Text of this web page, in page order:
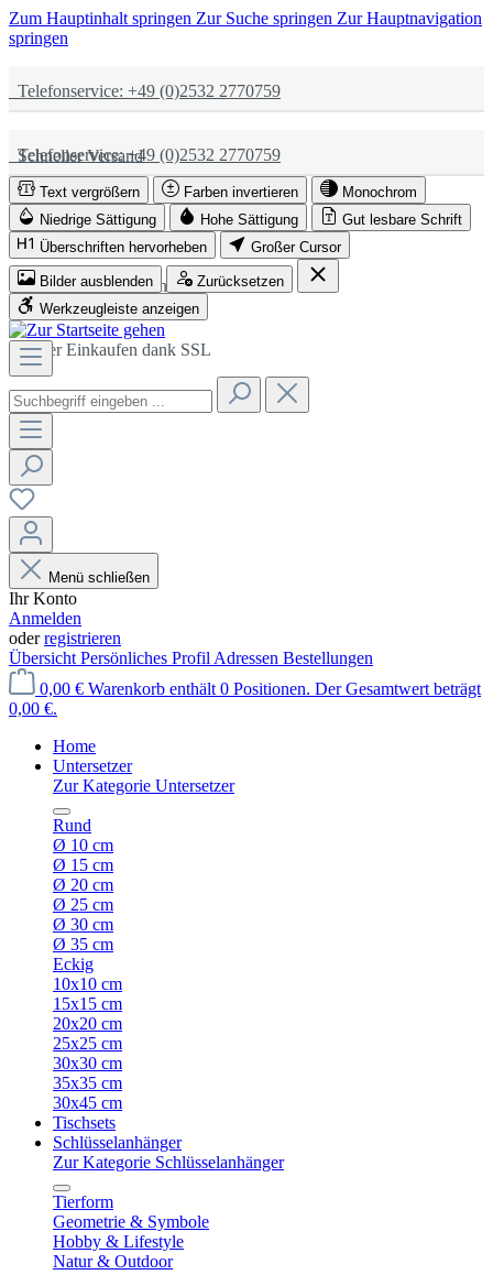
Zum Hauptinhalt springen Zur Suche springen Zur Hauptnavigation
springen
Telefonservice: +49 (0)2532 2770759
Schneller Versand
Partnerschaftlich
Sicher Einkaufen dank SSL
Telefonservice: +49 (0)2532 2770759
Schneller Versand
Partnerschaftlich
Sicher Einkaufen dank SSL
Text vergrößern Farben invertieren
Monochrom
Niedrige Sättigung
Hohe Sättigung
Gut lesbare Schrift
Überschriften hervorheben
Großer Cursor
Bilder ausblenden
Zurücksetzen
Werkzeugleiste anzeigen
Menü schließen
Ihr Konto
Anmelden
oderregistrieren
Übersicht Persönliches Profil Adressen Bestellungen
0,00 € Warenkorb enthält 0 Positionen. Der Gesamtwert beträgt
0,00 €.
Home
Untersetzer
Zur Kategorie Untersetzer
Rund
Ø 10 cm
Ø 15 cm
Ø 20 cm
Ø 25 cm
Ø 30 cm
Ø 35 cm
Eckig
10x10 cm
15x15 cm
20x20 cm
25x25 cm
30x30 cm
35x35 cm
30x45 cm
Tischsets
Schlüsselanhänger
Zur Kategorie Schlüsselanhänger
Tierform
Geometrie & Symbole
Hobby & Lifestyle
Natur & Outdoor